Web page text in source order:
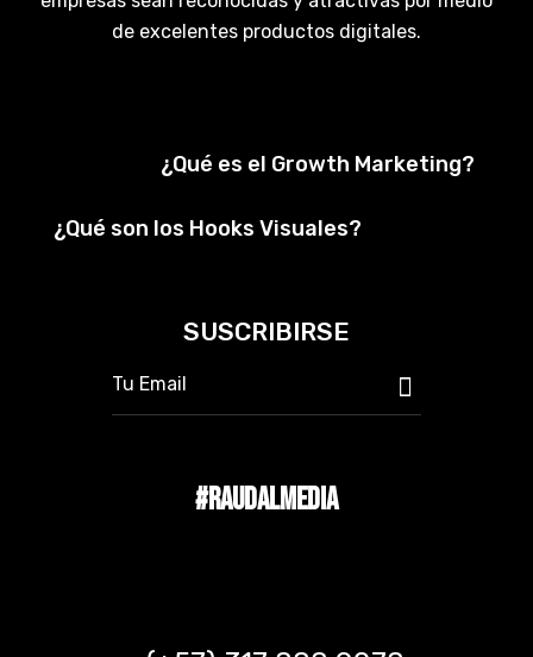
de excelentes productos digitales.
¿Qué es el Growth Marketing?
¿Qué son los Hooks Visuales?
SUSCRIBIRSE
#RAUDALMEDIA